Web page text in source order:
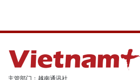
主管部门：越南通讯社